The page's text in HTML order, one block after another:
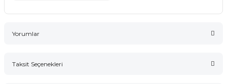
Yorumlar
Taksit Seçenekleri